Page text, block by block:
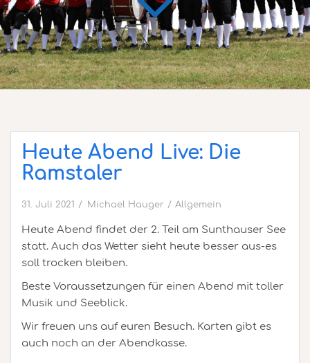
Heute Abend Live: Die
Ramstaler
31. Juli 2021 Michael Hauger Allgemein
Heute Abend findet der 2. Teil am Sunthauser See
statt. Auch das Wetter sieht heute besser aus-es
soll trocken bleiben.
Beste Voraussetzungen für einen Abend mit toller
Musik und Seeblick.
Wir freuen uns auf euren Besuch. Karten gibt es
auch noch an der Abendkasse.